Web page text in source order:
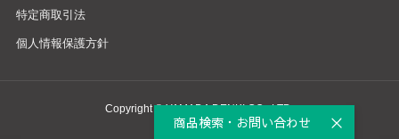
特定商取引法
個人情報保護方針
Copyright © YAMADA DENKI CO., LTD.
商品検索・お問い合わせ